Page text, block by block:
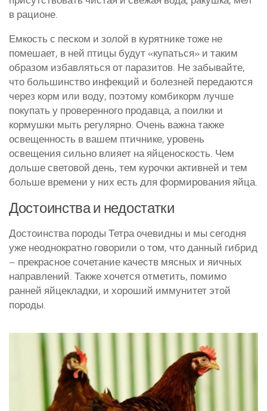
в рационе.
Емкость с песком и золой в курятнике тоже не
помешает, в ней птицы будут «купаться» и таким
образом избавляться от паразитов. Не забывайте,
что большинство инфекций и болезней передаются
через корм или воду, поэтому комбикорм лучше
покупать у проверенного продавца, а поилки и
кормушки мыть регулярно. Очень важна также
освещенность в вашем птичнике, уровень
освещения сильно влияет на яйценоскость. Чем
дольше световой день, тем курочки активней и тем
больше времени у них есть для формирования яйца.
Достоинства и недостатки
Достоинства породы Тетра очевидны и мы сегодня
уже неоднократно говорили о том, что данный гибрид
– прекрасное сочетание качеств мясных и яичных
направлений. Также хочется отметить, помимо
ранней яйцекладки, и хороший иммунитет этой
породы.